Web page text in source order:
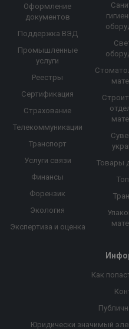
Оформление
документов
Поддержка ВЭД
Промышленные
услуги
Реестры
Сертификация
Страхование
Телекоммуникации
Транспорт
Услуги связи
Финансы
Форензик
Экология
Экспертиза и оценка
Товары
Как
Юридически значимый